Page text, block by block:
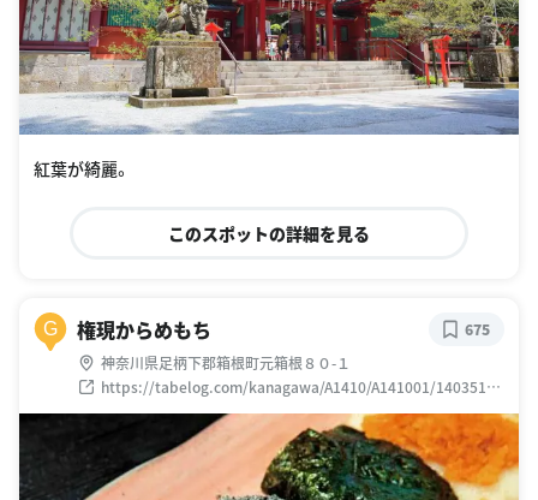
紅葉が綺麗。
このスポットの詳細を見る
G 権現からめもち
神奈川県足柄下郡箱根町元箱根８０-１
https://tabelog.com/kanagawa/A1410/A141001/14035166
/
675